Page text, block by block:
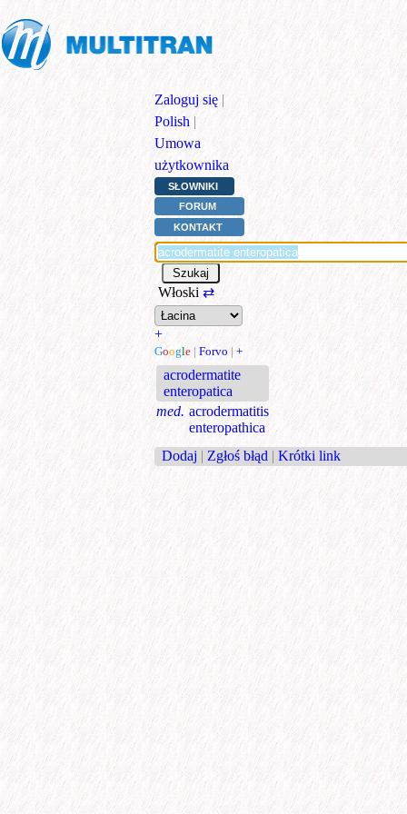
Zaloguj się |
Polish |
Umowa
użytkownika
SŁOWNIKI
FORUM
KONTAKT
Włoski ⇄
+
Google | Forvo | +
acrodermatite
enteropatica
med. acrodermatitis
enteropathica
Dodaj | Zgłoś błąd | Krótki link